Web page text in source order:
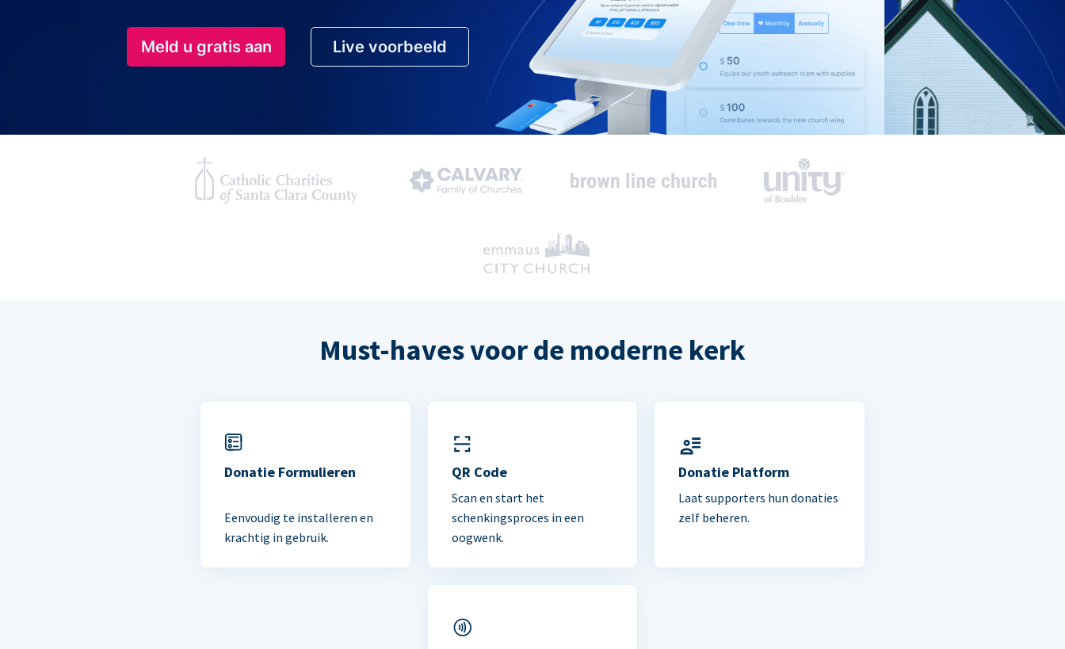
Meld u gratis aan Live voorbeeld
Must-haves voor de moderne kerk
Donatie Formulieren
Eenvoudig te installeren en
krachtig in gebruik.
QR Code
Scan en start het
schenkingsproces in een
oogwenk.
Donatie Platform
Laat supporters hun donaties
zelf beheren.